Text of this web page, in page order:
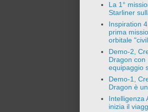
La 1°
Starliner
Inspiration
prima
orbitale
Demo-2,
Dragon con
equipaggio
Demo-1,
Dragon è
Intelligenza
inizia il